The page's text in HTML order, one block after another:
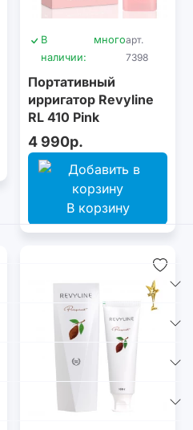
В
наличии:
многоарт.
7398
Портативный
ирригатор Revyline
RL 410 Pink
4 990р.
В корзину